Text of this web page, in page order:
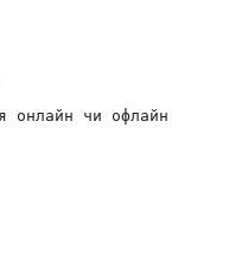
онлайн чи офлайн